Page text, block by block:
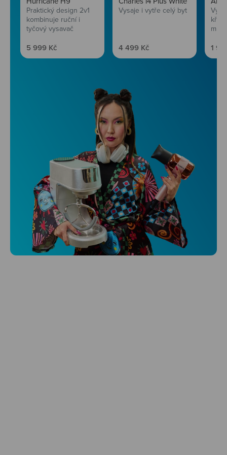
Praktický design 2v1
kombinuje ruční i
tyčový vysavač
Prodejní cena
5 999 Kč
Vysaje i vytře celý byt
Prodejní cena
4 499 Kč 1
Niceboy ONE Ultra
Hlídá ti zdraví, spánek i pohyb a ještě k
tomu platí.